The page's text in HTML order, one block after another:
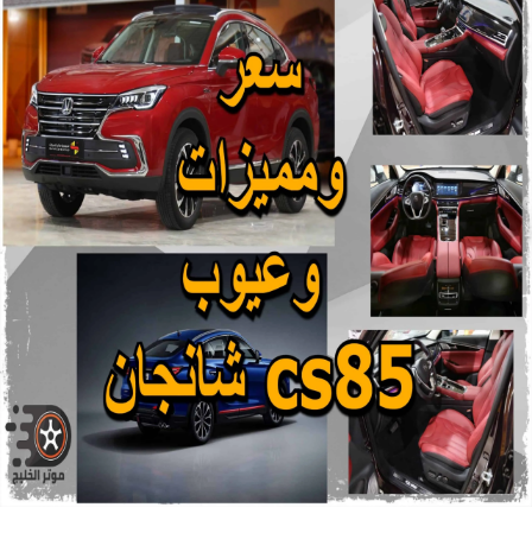
|
معلومات
مهمة
قبل
الشراء
تقرير
شامل